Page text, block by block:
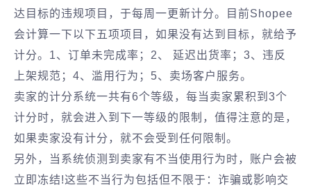
达目标的违规项目，于每周一更新计分。目前Shopee
会计算一下以下五项项目，如果没有达到目标，就给予
计分。1、订单未完成率；2、 延迟出货率；3、违反
上架规范；4、滥用行为；5、卖场客户服务。
卖家的计分系统一共有6个等级，每当卖家累积到3个
计分时，就会进入到下一等级的限制，值得注意的是，
如果卖家没有计分，就不会受到任何限制。
另外，当系统侦测到卖家有不当使用行为时，账户会被
立即冻结!这些不当行为包括但不限于：诈骗或影响交